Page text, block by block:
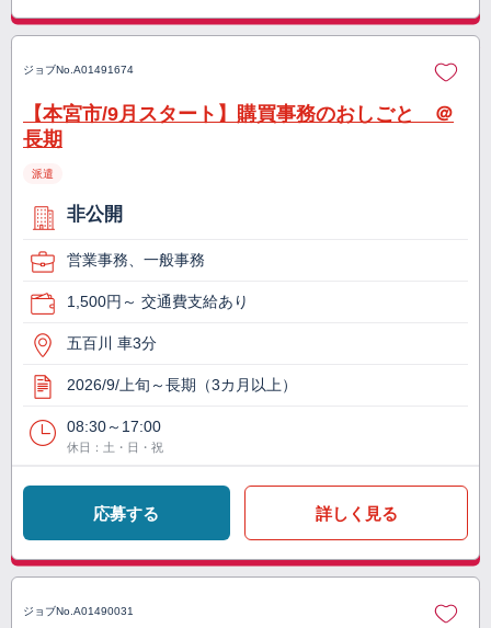
ジョブNo. A01491674
【本宮市/9月スタート】購買事務のおしごと ＠
長期
派遣
非公開
営業事務、一般事務
1,500円～ 交通費支給あり
五百川 車3分
2026/9/上旬～長期（3カ月以上）
08:30～17:00
休日：土・日・祝
応募する 詳しく見る
ジョブNo. A01490031